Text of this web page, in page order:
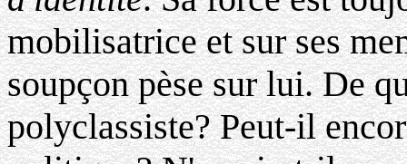
mobilisatrice et sur ses
soupçon pèse sur lui. De
polyclassiste? Peut-il